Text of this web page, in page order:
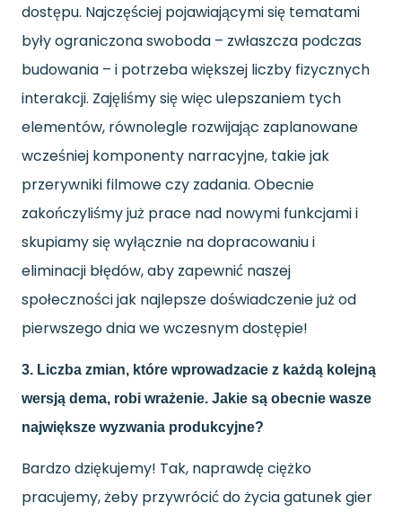
dostępu. Najczęściej pojawiającymi się tematami
były ograniczona swoboda – zwłaszcza podczas
budowania – i potrzeba większej liczby fizycznych
interakcji. Zajęliśmy się więc ulepszaniem tych
elementów, równolegle rozwijając zaplanowane
wcześniej komponenty narracyjne, takie jak
przerywniki filmowe czy zadania. Obecnie
zakończyliśmy już prace nad nowymi funkcjami i
skupiamy się wyłącznie na dopracowaniu i
eliminacji błędów, aby zapewnić naszej
społeczności jak najlepsze doświadczenie już od
pierwszego dnia we wczesnym dostępie!
3. Liczba zmian, które wprowadzacie z każdą kolejną
wersją dema, robi wrażenie. Jakie są obecnie wasze
największe wyzwania produkcyjne?
Bardzo dziękujemy! Tak, naprawdę ciężko
pracujemy, żeby przywrócić do życia gatunek gier